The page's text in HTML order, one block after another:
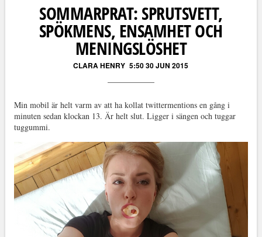
SOMMARPRAT: SPRUTSVETT,
SPÖKMENS, ENSAMHET OCH
MENINGSLÖSHET
CLARA HENRY 5:50 30 JUN 2015
Min mobil är helt varm av att ha kollat twittermentions en gång i
minuten sedan klockan 13. Är helt slut. Ligger i sängen och tuggar
tuggummi.